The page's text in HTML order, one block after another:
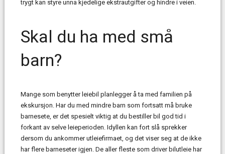
trygt kan styre unna kjedelige ekstrautgifter og hindre i veien.
Skal du ha med små
barn?
Mange som benytter leiebil planlegger å ta med familien på
ekskursjon. Har du med mindre barn som fortsatt må bruke
barnesete, er det spesielt viktig at du bestiller bil god tid i
forkant av selve leieperioden. Idyllen kan fort slå sprekker
dersom du ankommer utleiefirmaet, og det viser seg at de ikke
har flere barneseter igjen. De aller fleste som driver bilutleie har